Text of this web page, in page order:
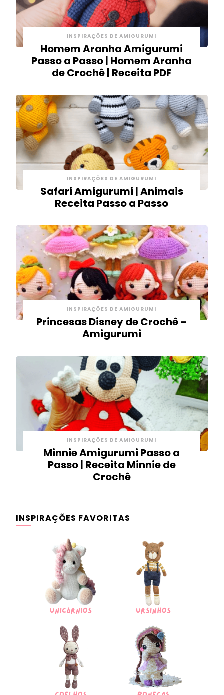
INSPIRAÇÕES DE AMIGURUMI
Homem Aranha Amigurumi
Passo a Passo | Homem Aranha
de Crochê | Receita PDF
INSPIRAÇÕES DE AMIGURUMI
Safari Amigurumi | Animais
Receita Passo a Passo
INSPIRAÇÕES DE AMIGURUMI
Princesas Disney de Crochê –
Amigurumi
INSPIRAÇÕES DE AMIGURUMI
Minnie Amigurumi Passo a
Passo | Receita Minnie de
Crochê
INSPIRAÇÕES FAVORITAS